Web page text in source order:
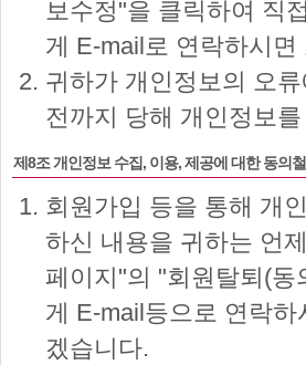
보수정"을 클릭하여 직
게 E-mail로 연락하시면
귀하가 개인정보의 오
전까지 당해 개인정보
제8조 개인정보 수집, 이용, 제공에 대한 동의
회원가입 등을 통해 개
하신 내용을 귀하는 언
페이지"의 "회원탈퇴(
게 E-mail등으로 연락
겠습니다.